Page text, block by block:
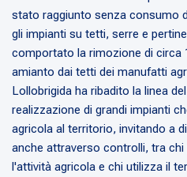
stato raggiunto senza consumo
gli impianti su tetti, serre e
comportato la rimozione di circa
amianto dai tetti dei manufatti
Lollobrigida ha ribadito la linea
realizzazione di grandi impianti
agricola al territorio, invitando a
anche attraverso controlli, tra
l'attività agricola e chi utilizza il